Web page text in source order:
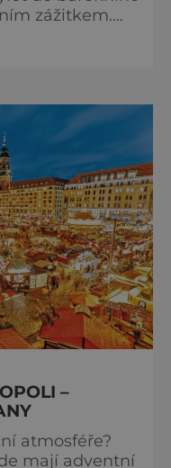
zážitkem.
expozici
z Kuksu.
představuje
a scénog
–
atmosféře?
mají adventní